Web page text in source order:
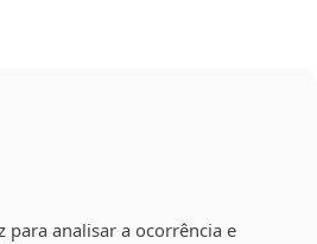
para analisar a ocorrência e